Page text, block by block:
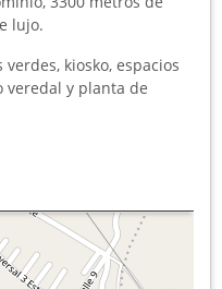
lujo.
kiosko, espacios
veredal y planta de